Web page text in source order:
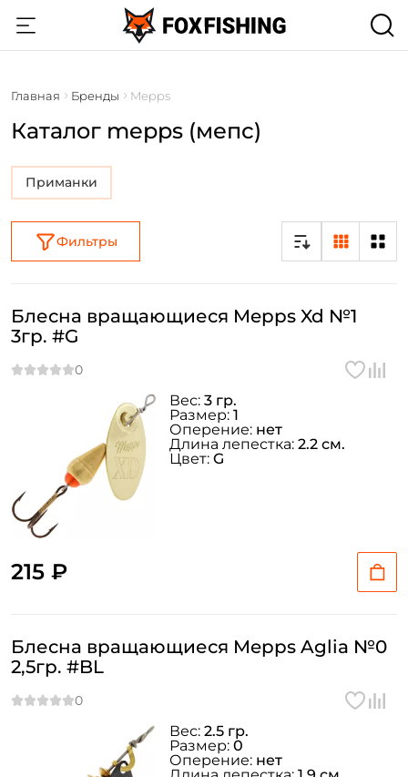
Главная Бренды Mepps
Каталог mepps (мепс)
Приманки
Фильтры
Блесна вращающиеся Mepps Xd №1
3гр. #G
215 ₽
Вес: 3 гр.
Размер: 1
Оперение: нет
Длина лепестка: 2.2 см.
Цвет: G
Блесна вращающиеся Mepps Aglia №0
2,5гр. #BL
Вес: 2.5 гр.
Размер: 0
Оперение: нет